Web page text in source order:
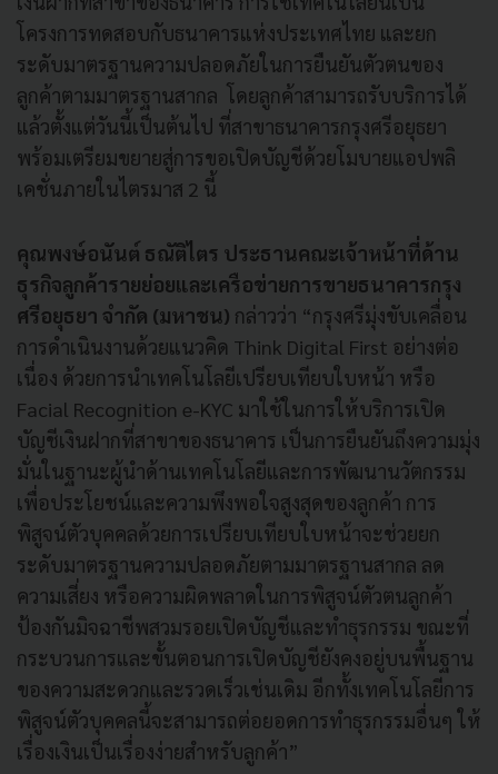
โครงการทดสอบกับธนาคารแห่งประเทศไทย และยก
ระดับมาตรฐานความปลอดภัยในการยืนยันตัวตนของ
ลูกค้าตามมาตรฐานสากล โดยลูกค้าสามารถรับบริการได้
แล้วตั้งแต่วันนี้เป็นต้นไป ที่สาขาธนาคารกรุงศรีอยุธยา
พร้อมเตรียมขยายสู่การขอเปิดบัญชีด้วยโมบายแอปพลิ
เคชั่นภายในไตรมาส 2 นี้
คุณพงษ์อนันต์ ธณัติไตร ประธานคณะเจ้าหน้าที่ด้าน
ธุรกิจลูกค้ารายย่อยและเครือข่ายการขายธนาคารกรุง
ศรีอยุธยา จำกัด (มหาชน) กล่าวว่า “กรุงศรีมุ่งขับเคลื่อน
การดำเนินงานด้วยแนวคิด Think Digital First อย่างต่อ
เนื่อง ด้วยการนำเทคโนโลยีเปรียบเทียบใบหน้า หรือ
Facial Recognition e-KYC มาใช้ในการให้บริการเปิด
บัญชีเงินฝากที่สาขาของธนาคาร เป็นการยืนยันถึงความมุ่ง
มั่นในฐานะผู้นำด้านเทคโนโลยีและการพัฒนานวัตกรรม
เพื่อประโยชน์และความพึงพอใจสูงสุดของลูกค้า การ
พิสูจน์ตัวบุคคลด้วยการเปรียบเทียบใบหน้าจะช่วยยก
ระดับมาตรฐานความปลอดภัยตามมาตรฐานสากล ลด
ความเสี่ยง หรือความผิดพลาดในการพิสูจน์ตัวตนลูกค้า
ป้องกันมิจฉาชีพสวมรอยเปิดบัญชีและทำธุรกรรม ขณะที่
กระบวนการและขั้นตอนการเปิดบัญชียังคงอยู่บนพื้นฐาน
ของความสะดวกและรวดเร็วเช่นเดิม อีกทั้งเทคโนโลยีการ
พิสูจน์ตัวบุคคลนี้จะสามารถต่อยอดการทำธุรกรรมอื่นๆ ให้
เรื่องเงินเป็นเรื่องง่ายสำหรับลูกค้า”